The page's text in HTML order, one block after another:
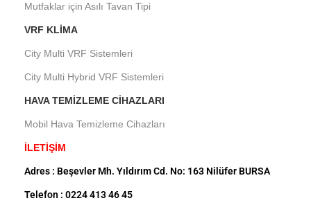
Mutfaklar için Asılı Tavan Tipi
VRF KLIMA
City Multi VRF Sistemleri
City Multi Hybrid VRF Sistemleri
HAVA TEMIZLEME CIHAZLARI
Mobil Hava Temizleme Cihazları
İLETİŞİM
Adres : Beşevler Mh. Yıldırım Cd. No: 163 Nilüfer BURSA
Telefon : 0224 413 46 45